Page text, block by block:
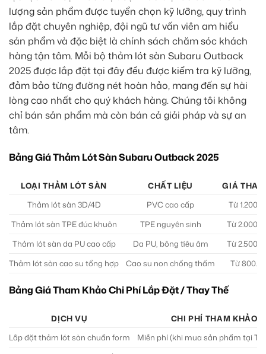
lượng sản phẩm được tuyển chọn kỹ lưỡng, quy trình
lắp đặt chuyên nghiệp, đội ngũ tư vấn viên am hiểu
sản phẩm và đặc biệt là chính sách chăm sóc khách
hàng tận tâm. Mỗi bộ thảm lót sàn Subaru Outback
2025 được lắp đặt tại đây đều được kiểm tra kỹ lưỡng,
đảm bảo từng đường nét hoàn hảo, mang đến sự hài
lòng cao nhất cho quý khách hàng. Chúng tôi không
chỉ bán sản phẩm mà còn bán cả giải pháp và sự an
tâm.
Bảng Giá Thảm Lót Sàn Subaru Outback 2025
LOẠI THẢM LÓT SÀN CHẤT LIỆU
GIÁ
Thảm lót sàn 3D/4D
PVC cao cấp
Từ
Thảm lót sàn TPE đúc khuôn
TPE nguyên sinh
Từ
Thảm lót sàn da PU cao cấp
Da PU, bông tiêu âm
Từ
Thảm lót sàn cao su tổng hợp
Cao su non chống thấm Từ
Bảng Giá Tham Khảo Chi Phí Lắp Đặt / Thay Thế
DỊCH VỤ
CHI PHÍ THAM KHẢO
Lắp đặt thảm lót sàn chuẩn form
Miễn phí (khi mua sản phẩm tại